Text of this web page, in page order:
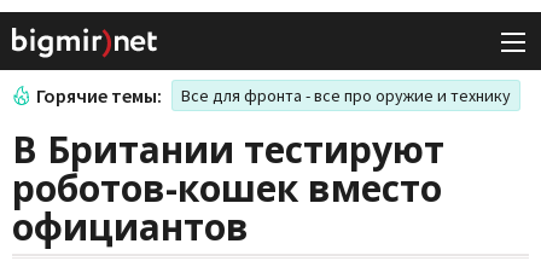
Горячие темы: Все для фронта - все про оружие и технику
В Британии тестируют
роботов-кошек вместо
официантов